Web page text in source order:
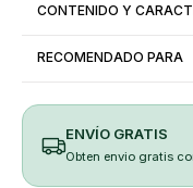
CONTENIDO Y
RECOMENDADO PARA
ENVÍO GRATIS
Obten envio gratis